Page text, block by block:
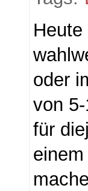
oder
von
für